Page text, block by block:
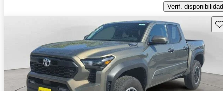
Verif. disponibilidad